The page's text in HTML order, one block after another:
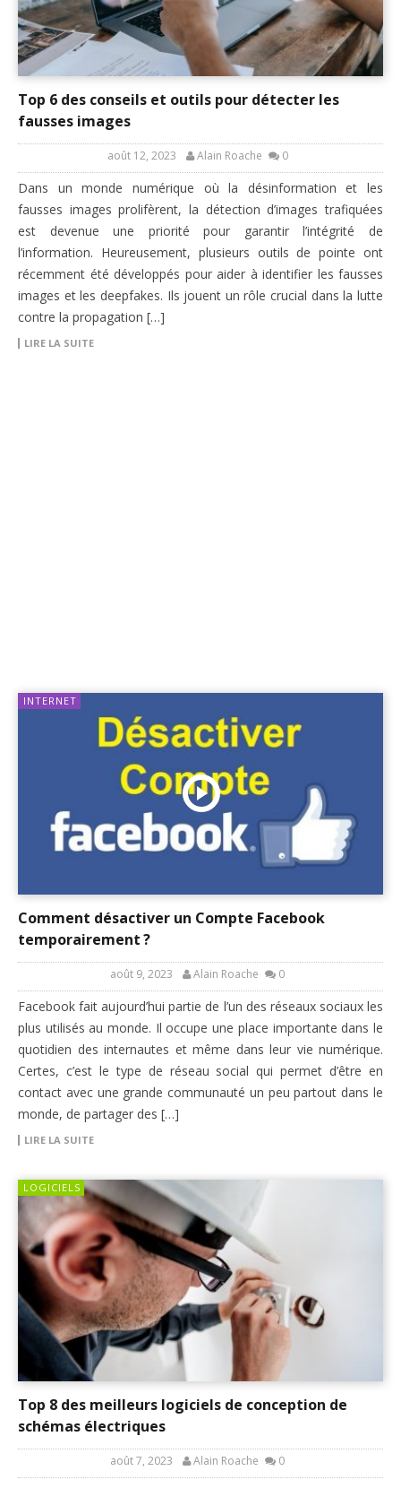
Top 6 des conseils et outils pour détecter les
fausses images
août 12, 2023 Alain Roache 0
Dans un monde numérique où la désinformation et les
fausses images prolifèrent, la détection d’images trafiquées
est devenue une priorité pour garantir l’intégrité de
l’information. Heureusement, plusieurs outils de pointe ont
récemment été développés pour aider à identifier les fausses
images et les deepfakes. Ils jouent un rôle crucial dans la lutte
contre la propagation […]
LIRE LA SUITE
INTERNET
Comment désactiver un Compte Facebook
temporairement ?
août 9, 2023 Alain Roache 0
Facebook fait aujourd’hui partie de l’un des réseaux sociaux les
plus utilisés au monde. Il occupe une place importante dans le
quotidien des internautes et même dans leur vie numérique.
Certes, c’est le type de réseau social qui permet d’être en
contact avec une grande communauté un peu partout dans le
monde, de partager des […]
LIRE LA SUITE
LOGICIELS
Top 8 des meilleurs logiciels de conception de
schémas électriques
août 7, 2023 Alain Roache 0